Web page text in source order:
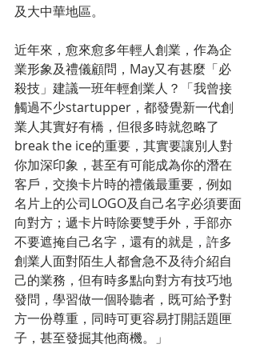
及大中華地區。
近年來，愈來愈多年輕人創業，作為企
業形象及禮儀顧問，May又有甚麼「必
殺技」建議一班年輕創業人？「我曾接
觸過不少startupper，都發覺新一代創
業人其實好有橋，但很多時就忽略了
break the ice的重要，其實要讓別人對
你加深印象，甚至有可能成為你的潛在
客戶，交換卡片時的禮儀最重要，例如
名片上的公司LOGO及自己名字必須要面
向對方；遞卡片時除要雙手外，手部亦
不要遮掩自己名字，還有的就是，許多
創業人面對陌生人都會急不及待介紹自
己的業務，但有時多點向對方有技巧地
發問，學習做一個聆聽者，既可給予對
方一份尊重，同時可更容易打開話題匣
子，甚至發掘其他商機。」